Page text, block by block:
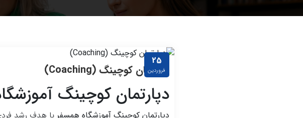
25
فروردین
دپارتمان کوچینگ (Coaching)
دپارتمان کوچینگ
دپارتمان کوچینگ آموزشگاه همسفر با هدف رشد